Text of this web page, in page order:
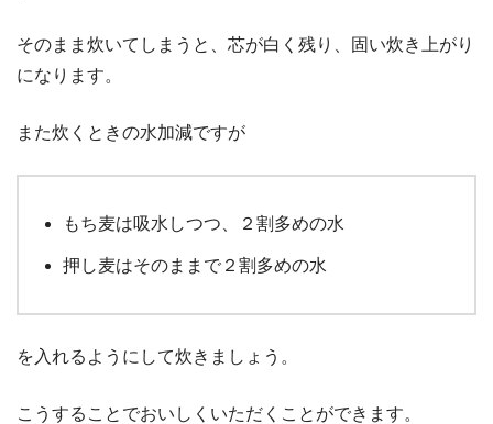
そのまま炊いてしまうと、芯が白く残り、固い炊き上がり
になります。
また炊くときの水加減ですが
もち麦は吸水しつつ、２割多めの水
押し麦はそのままで２割多めの水
を入れるようにして炊きましょう。
こうすることでおいしくいただくことができます。